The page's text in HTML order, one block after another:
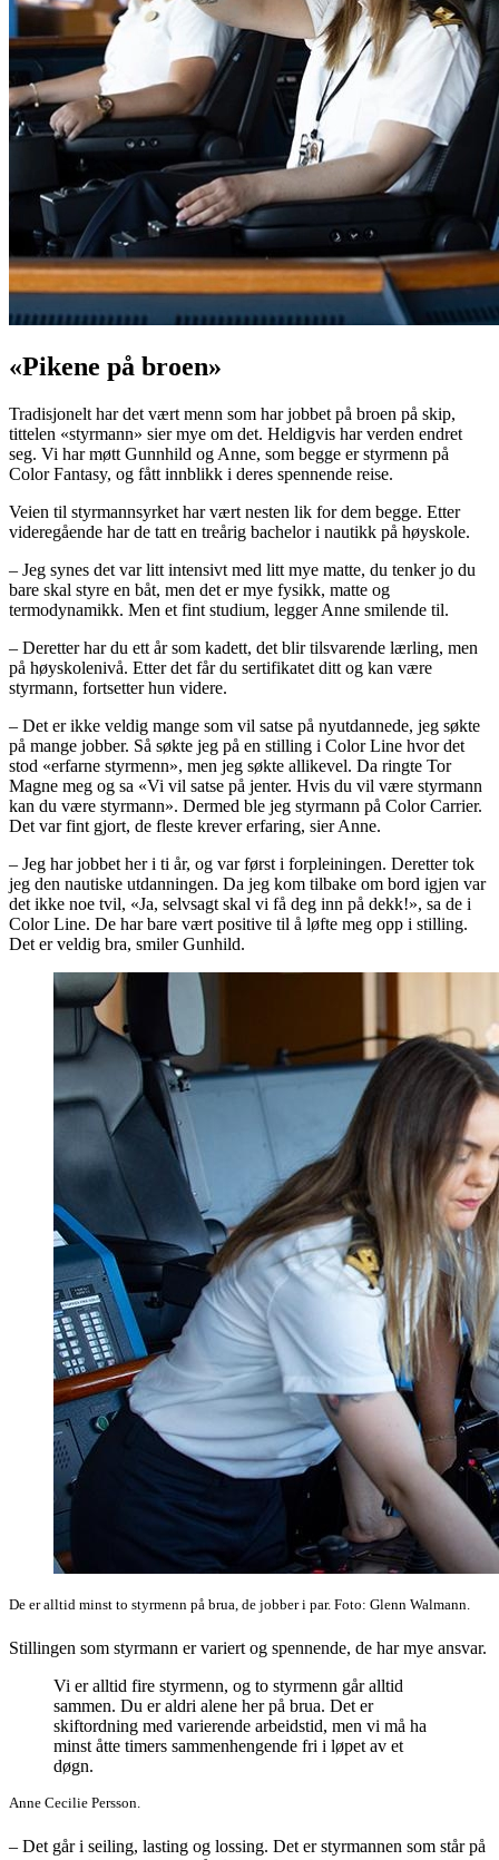
«Pikene på broen»
Tradisjonelt har det vært menn som har jobbet på broen på skip,
tittelen «styrmann» sier mye om det. Heldigvis har verden endret
seg. Vi har møtt Gunnhild og Anne, som begge er styrmenn på
Color Fantasy, og fått innblikk i deres spennende reise.
Veien til styrmannsyrket har vært nesten lik for dem begge. Etter
videregående har de tatt en treårig bachelor i nautikk på høyskole.
– Jeg synes det var litt intensivt med litt mye matte, du tenker jo du
bare skal styre en båt, men det er mye fysikk, matte og
termodynamikk. Men et fint studium, legger Anne smilende til.
– Deretter har du ett år som kadett, det blir tilsvarende lærling, men
på høyskolenivå. Etter det får du sertifikatet ditt og kan være
styrmann, fortsetter hun videre.
– Det er ikke veldig mange som vil satse på nyutdannede, jeg søkte
på mange jobber. Så søkte jeg på en stilling i Color Line hvor det
stod «erfarne styrmenn», men jeg søkte allikevel. Da ringte Tor
Magne meg og sa «Vi vil satse på jenter. Hvis du vil være styrmann
kan du være styrmann». Dermed ble jeg styrmann på Color Carrier.
Det var fint gjort, de fleste krever erfaring, sier Anne.
– Jeg har jobbet her i ti år, og var først i forpleiningen. Deretter tok
jeg den nautiske utdanningen. Da jeg kom tilbake om bord igjen var
det ikke noe tvil, «Ja, selvsagt skal vi få deg inn på dekk!», sa de i
Color Line. De har bare vært positive til å løfte meg opp i stilling.
Det er veldig bra, smiler Gunhild.
De er alltid minst to styrmenn på brua, de jobber i par. Foto: Glenn Walmann.
Stillingen som styrmann er variert og spennende, de har mye ansvar.
Vi er alltid fire styrmenn, og to styrmenn går alltid
sammen. Du er aldri alene her på brua. Det er
skiftordning med varierende arbeidstid, men vi må ha
minst åtte timers sammenhengende fri i løpet av et
døgn.
Anne Cecilie Persson.
– Det går i seiling, lasting og lossing. Det er styrmannen som står på